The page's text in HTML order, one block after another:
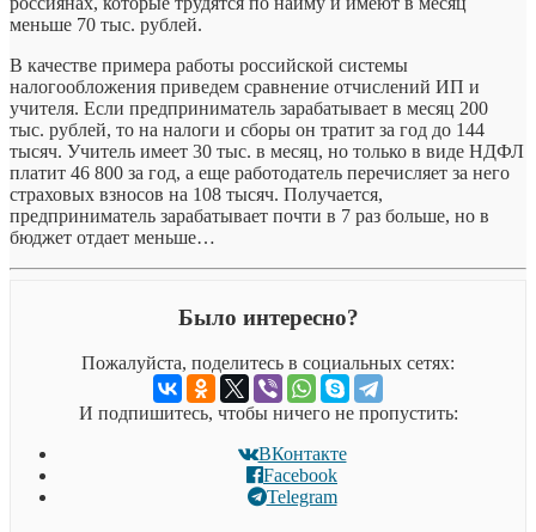
меньше 70 тыс. рублей.
В качестве примера работы российской системы
налогообложения приведем сравнение отчислений ИП и
учителя. Если предприниматель зарабатывает в месяц 200
тыс. рублей, то на налоги и сборы он тратит за год до 144
тысяч. Учитель имеет 30 тыс. в месяц, но только в виде НДФЛ
платит 46 800 за год, а еще работодатель перечисляет за него
страховых взносов на 108 тысяч. Получается,
предприниматель зарабатывает почти в 7 раз больше, но в
бюджет отдает меньше…
Было интересно?
Пожалуйста, поделитесь в социальных сетях:
И подпишитесь, чтобы ничего не пропустить:
ВКонтакте
Facebook
Telegram